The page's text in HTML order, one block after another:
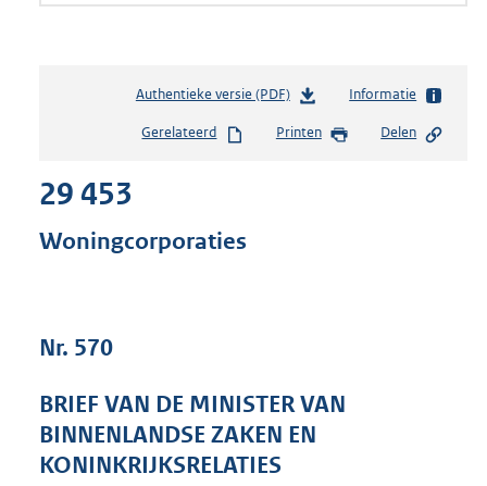
Authentieke versie (PDF)b
s
e
Informatie
Gerelateerd Printen Delen
29 453
Woningcorporaties
Nr. 570
BRIEF VAN DE MINISTER VAN
BINNENLANDSE ZAKEN EN
KONINKRIJKSRELATIES